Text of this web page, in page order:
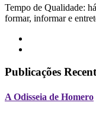
Tempo de Qualidade:
formar, informar e
Publicações
A Odisseia de Homero